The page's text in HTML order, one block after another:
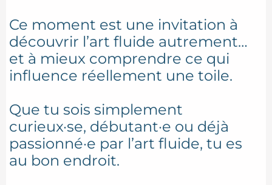
Ce moment est une invitation à
découvrir l’art fluide autrement…
et à mieux comprendre ce qui
influence réellement une toile.
Que tu sois simplement
curieux·se, débutant·e ou déjà
passionné·e par l’art fluide, tu es
au bon endroit.